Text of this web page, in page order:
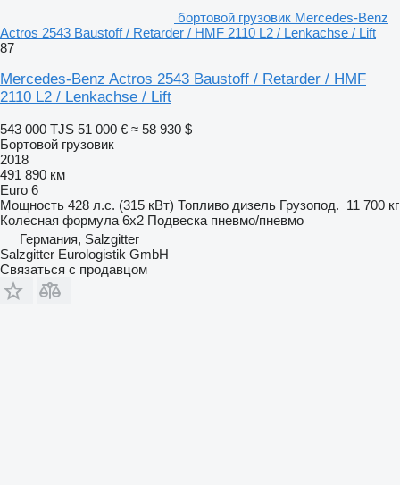
бортовой грузовик Mercedes-Benz
Actros 2543 Baustoff / Retarder / HMF 2110 L2 / Lenkachse / Lift
87
Mercedes-Benz Actros 2543 Baustoff / Retarder / HMF
2110 L2 / Lenkachse / Lift
543 000 TJS 51 000 € ≈ 58 930 $
Бортовой грузовик
2018
491 890 км
Euro 6
Мощность 428 л.с. (315 кВт) Топливо дизель Грузопод. 11 700 кг
Колесная формула 6x2 Подвеска пневмо/пневмо
Германия, Salzgitter
Salzgitter Eurologistik GmbH
Связаться с продавцом